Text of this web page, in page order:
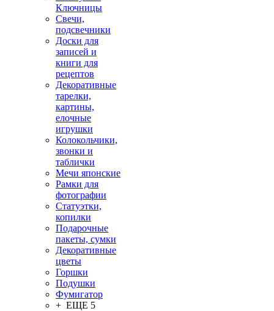
Ключницы
Свечи,
подсвечники
Доски для
записей и
книги для
рецептов
Декоративные
тарелки,
картины,
елочные
игрушки
Колокольчики,
звонки и
таблички
Мечи японские
Рамки для
фотографии
Статуэтки,
копилки
Подарочные
пакеты, сумки
Декоративные
цветы
Горшки
Подушки
Фумигатор
+ ЕЩЕ 5